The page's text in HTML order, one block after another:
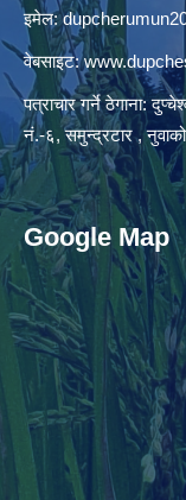
इमेल:
वेबसाइट:
पत्राचार गर्ने ठेगाना:
नं.-६, समुन्द्रटार ,
Google Map